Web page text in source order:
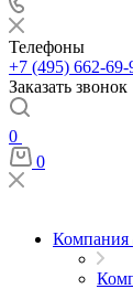
Телефоны
+7 (495) 662-69-
Заказать звонок
0
0
Компания